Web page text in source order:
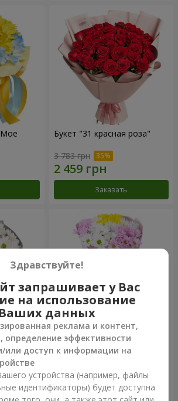
Букет "31 красная роза"
3 783 грн
Заказать
белых Букет "Времена года"
Заказать
Здравствуйте!
запрашивает у Вас
на использование
Ваших данных
реклама и контент,
определение эффективности
или доступ к информации на
устройства (например, файлы
идентификаторы) будет доступна